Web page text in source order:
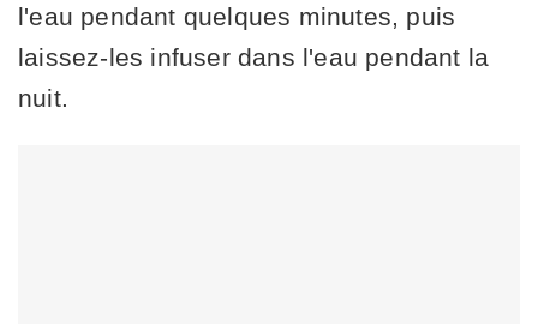
l'eau pendant quelques minutes, puis
laissez-les infuser dans l'eau pendant la
nuit.